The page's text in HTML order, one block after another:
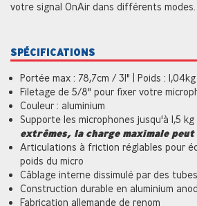
votre signal OnAir dans différents modes.
SPÉCIFICATIONS
Portée max : 78,7cm / 31" | Poids : 1,04kg
Filetage de 5/8" pour fixer votre
Couleur : aluminium
Supporte les microphones jusqu'à 1,5 kg
extrêmes, la charge maximale
Articulations à friction réglables pour
poids du micro
Câblage interne dissimulé par des
Construction durable en aluminium
Fabrication allemande de renom